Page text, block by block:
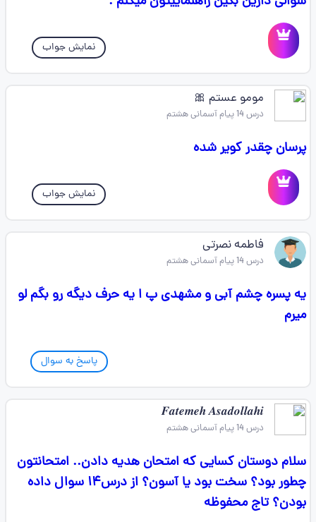
نمایش جواب
مومو عستم 🎀
درس 14 پیام آسمانی هشتم
پرسان چقدر کویر شده
نمایش جواب
فاطمه نصرتی
درس 14 پیام آسمانی هشتم
یه پسره چشم آبی و مشهدی پ ا یه حرف دیگه رو بگم لو
میرم
پاسخ به سوال
𝑭𝒂𝒕𝒆𝒎𝒆𝒉 𝑨𝒔𝒂𝒅𝒐𝒍𝒍𝒂𝒉𝒊
درس 14 پیام آسمانی هشتم
سلام دوستان کسایی که امتحان هدیه دادن.. امتحانتون
چطور بود؟ سخت بود یا آسون؟ از درس۱۴ سوال داده
بودن؟ تاج محفوظه